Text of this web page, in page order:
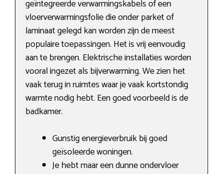
geïntegreerde verwarmingskabels of een
vloerverwarmingsfolie die onder parket of
laminaat gelegd kan worden zijn de meest
populaire toepassingen. Het is vrij eenvoudig
aan te brengen. Elektrische installaties worden
vooral ingezet als bijverwarming. We zien het
vaak terug in ruimtes waar je vaak kortstondig
warmte nodig hebt. Een goed voorbeeld is de
badkamer.
Gunstig energieverbruik bij goed
geïsoleerde woningen.
Je hebt maar een dunne ondervloer